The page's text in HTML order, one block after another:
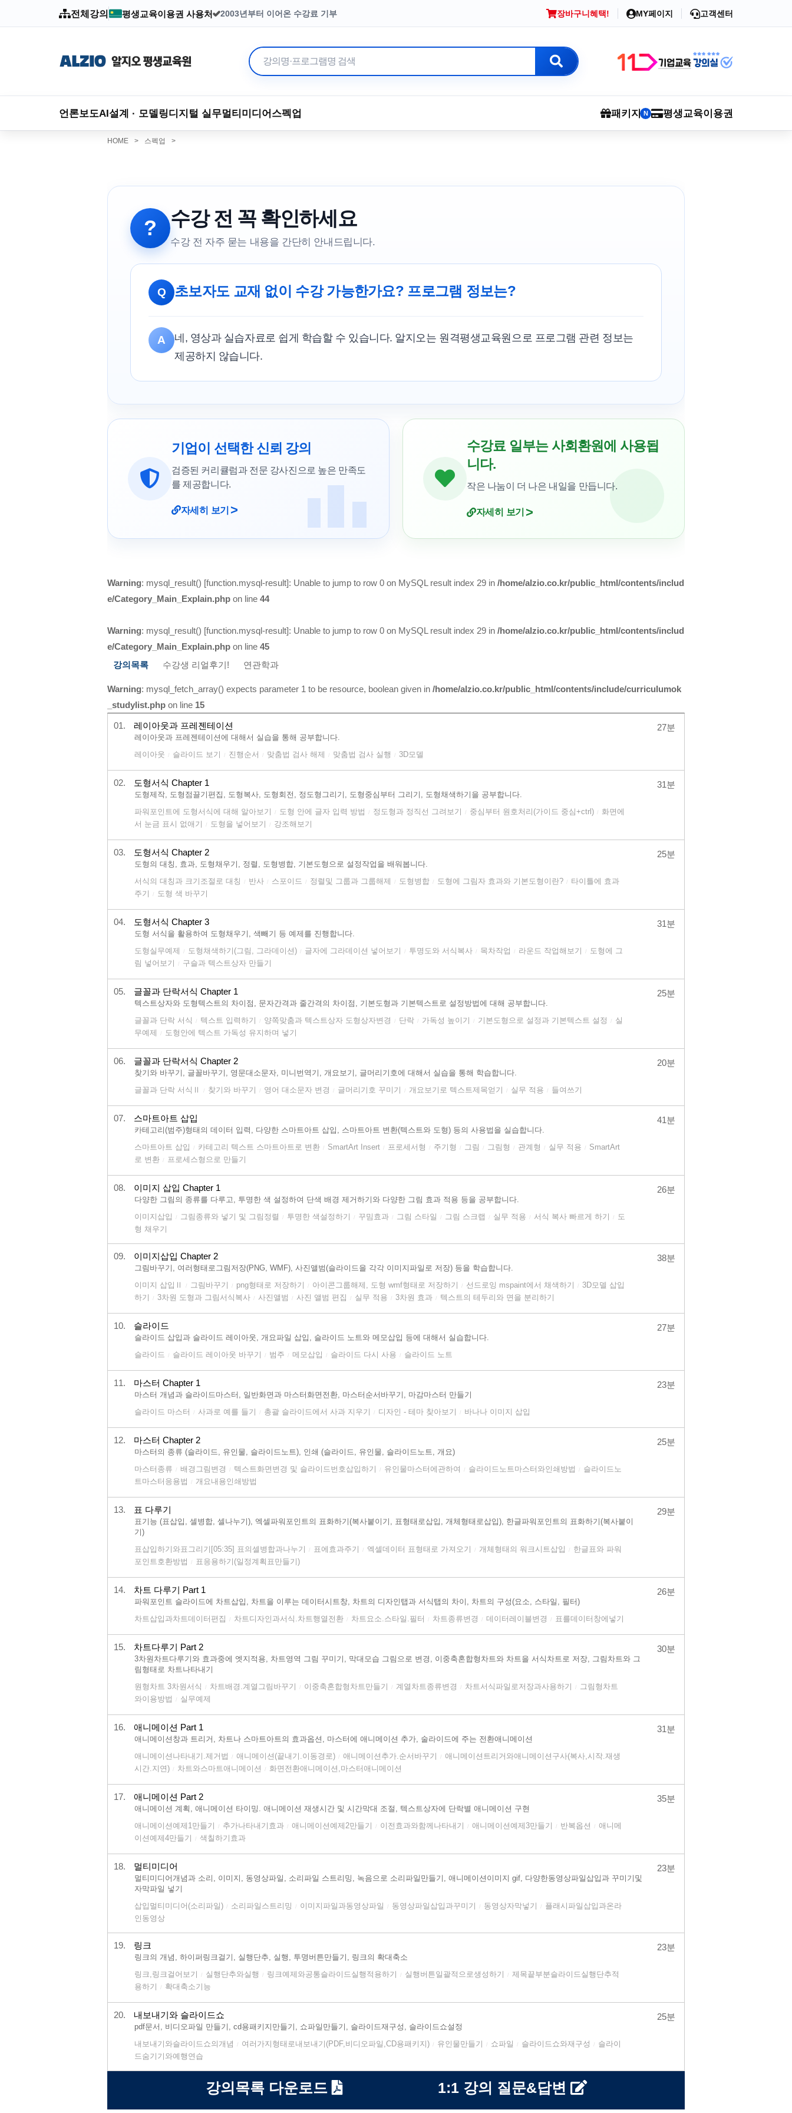
전체강의 평생교육이용권 사용처
2003년부터 이어온 수강료 기부
장바구니혜택! MY페이지 고객센터
언론보도AI설계 · 모델링디지털 실무멀티미디어 스펙업 패키지 N 평생교육이용권
HOME > 스펙업 >
? 수강 전 꼭 확인하세요
수강 전 자주 묻는 내용을 간단히 안내드립니다.
Q 초보자도 교재 없이 수강 가능한가요? 프로그램 정보는?
A
네, 영상과 실습자료로 쉽게 학습할 수 있습니다. 알지오는 원격평생교육원으로 프로그램 관련 정보는
제공하지 않습니다.
기업이 선택한 신뢰 강의
검증된 커리큘럼과 전문 강사진으로 높은 만족도
를 제공합니다.
자세히 보기 >
수강료 일부는 사회환원에 사용됩
니다.
작은 나눔이 더 나은 내일을 만듭니다.
자세히 보기 >
Warning: mysql_result() [function.mysql-result]: Unable to jump to row 0 on MySQL result index 29 in /home/alzio.co.kr/public_html/contents/includ
e/Category_Main_Explain.php on line 44
Warning: mysql_result() [function.mysql-result]: Unable to jump to row 0 on MySQL result index 29 in /home/alzio.co.kr/public_html/contents/includ
e/Category_Main_Explain.php on line 45
강의목록
수강생 리얼후기! 연관학과
Warning: mysql_fetch_array() expects parameter 1 to be resource, boolean given in /home/alzio.co.kr/public_html/contents/include/curriculumok
_studylist.php on line 15
01. 27분
레이아웃과 프레젠테이션
레이아웃과 프레젠테이션에 대해서 실습을 통해 공부합니다.
레이아웃
슬라이드 보기 진행순서 맞춤법 검사 해제 맞춤법 검사 실행 3D모델
02. 31분
도형서식 Chapter 1
도형제작, 도형점끌기편집, 도형복사, 도형회전, 정도형그리기, 도형중심부터 그리기, 도형채색하기을 공부합니다.
파워포인트에 도형서식에 대해 알아보기
도형 안에 글자 입력 방법 정도형과 정직선 그려보기 중심부터 원호처리(가이드 중심+ctrl)
화면에
서 눈금 표시 없애기
도형을 넣어보기 강조해보기
03. 25분
도형서식 Chapter 2
도형의 대칭, 효과, 도형채우기, 정렬, 도형병합, 기본도형으로 설정작업을 배워봅니다.
서식의 대칭과 크기조절로 대칭
반사 스포이드 정렬및 그룹과 그룹해제 도형병합 도형에 그림자 효과와 기본도형이란?
타이틀에 효과
주기
도형 색 바꾸기
04. 31분
도형서식 Chapter 3
도형 서식을 활용하여 도형채우기, 색빼기 등 예제를 진행합니다.
도형실무예제
도형채색하기(그림, 그라데이션) 글자에 그라데이션 넣어보기 투명도와 서식복사 목차작업 라운드 작업해보기
도형에 그
림 넣어보기
구슬과 텍스트상자 만들기
05. 25분
글꼴과 단락서식 Chapter 1
텍스트상자와 도형텍스트의 차이점, 문자간격과 줄간격의 차이점, 기본도형과 기본텍스트로 설정방법에 대해 공부합니다.
글꼴과 단락 서식
텍스트 입력하기 양쪽맞춤과 텍스트상자 도형상자변경 단락 가독성 높이기 기본도형으로 설정과 기본텍스트 설정
실
무예제
도형안에 텍스트 가독성 유지하며 넣기
06. 20분
글꼴과 단락서식 Chapter 2
찾기와 바꾸기, 글꼴바꾸기, 영문대소문자, 미니번역기, 개요보기, 글머리기호에 대해서 실습을 통해 학습합니다.
글꼴과 단락 서식Ⅱ
찾기와 바꾸기 영어 대소문자 변경 글머리기호 꾸미기 개요보기로 텍스트제목얻기 실무 적용 들여쓰기
07. 41분
스마트아트 삽입
카테고리(범주)형태의 데이터 입력, 다양한 스마트아트 삽입, 스마트아트 변환(텍스트와 도형) 등의 사용법을 실습합니다.
스마트아트 삽입
카테고리 텍스트 스마트아트로 변환 SmartArt Insert 프로세서형 주기형 그림 그림형 관계형 실무 적용
SmartArt
로 변환
프로세스형으로 만들기
08. 26분
이미지 삽입 Chapter 1
다양한 그림의 종류를 다루고, 투명한 색 설정하여 단색 배경 제거하기와 다양한 그림 효과 적용 등을 공부합니다.
이미지삽입
그림종류와 넣기 및 그림정렬 투명한 색설정하기 꾸밈효과 그림 스타일 그림 스크랩 실무 적용 서식 복사 빠르게 하기
도
형 채우기
09. 38분
이미지삽입 Chapter 2
그림바꾸기, 여러형태로그림저장(PNG, WMF), 사진앨범(슬라이드을 각각 이미지파일로 저장) 등을 학습합니다.
이미지 삽입Ⅱ
그림바꾸기 png형태로 저장하기 아이콘그룹해제, 도형 wmf형태로 저장하기 선드로잉 mspaint에서 채색하기
3D모델 삽입
하기
3차원 도형과 그림서식복사 사진앨범 사진 앨범 편집 실무 적용 3차원 효과 텍스트의 테두리와 면을 분리하기
10. 27분
슬라이드
슬라이드 삽입과 슬라이드 레이아웃, 개요파일 삽입, 슬라이드 노트와 메모삽입 등에 대해서 실습합니다.
슬라이드
슬라이드 레이아웃 바꾸기 범주 메모삽입 슬라이드 다시 사용 슬라이드 노트
11. 23분
마스터 Chapter 1
마스터 개념과 슬라이드마스터, 일반화면과 마스터화면전환, 마스터순서바꾸기, 마감마스터 만들기
슬라이드 마스터
사과로 예를 들기 총괄 슬라이드에서 사과 지우기 디자인 - 테마 찾아보기 바나나 이미지 삽입
12. 25분
마스터 Chapter 2
마스터의 종류 (슬라이드, 유인물, 슬라이드노트), 인쇄 (슬라이드, 유인물, 슬라이드노트, 개요)
마스터종류
배경그림변경 텍스트화면변경 및 슬라이드번호삽입하기 유인물마스터에관하여 슬라이드노트마스터와인쇄방법
슬라이드노
트마스터응용법
개요내용인쇄방법
13. 29분
표 다루기
표기능 (표삽입, 셀병합, 셀나누기), 엑셀파워포인트의 표화하기(복사붙이기, 표형태로삽입, 개체형태로삽입), 한글파워포인트의 표화하기(복사붙이
기)
표삽입하기와표그리기[05:35] 표의셀병합과나누기
표에효과주기 엑셀데이터 표형태로 가져오기 개체형태의 워크시트삽입
한글표와 파워
포인트호환방법
표응용하기(일정계획표만들기)
14. 26분
차트 다루기 Part 1
파워포인트 슬라이드에 차트삽입, 차트을 이루는 데이터시트창, 차트의 디자인탭과 서식탭의 차이, 차트의 구성(요소, 스타일, 필터)
차트삽입과차트데이터편집
차트디자인과서식.차트행열전환 차트요소.스타일.필터 차트종류변경 데이터레이블변경 표를데이터창에넣기
15. 30분
차트다루기 Part 2
3차원차트다루기와 효과중에 엣지적용, 차트영역 그림 꾸미기, 막대모습 그림으로 변경, 이중축혼합형차트와 차트을 서식차트로 저장, 그림차트와 그
림형태로 차트나타내기
원형차트 3차원서식
차트배경.계열그림바꾸기 이중축혼합형차트만들기 계열차트종류변경 차트서식파일로저장과사용하기
그림형차트
와이용방법
실무예제
16. 31분
애니메이션 Part 1
애니메이션창과 트리거, 차트나 스마트아트의 효과옵션, 마스터에 애니메이션 추가, 술라이드에 주는 전환애니메이션
애니메이션나타내기.제거법
애니메이션(끝내기.이동경로) 애니메이션추가.순서바꾸기
애니메이션트리거와애니메이션구사(복사,시작.재생
시간.지연)
차트와스마트애니메이션 화면전환애니메이션,마스터애니메이션
17. 35분
애니메이션 Part 2
애니메이션 계획, 애니메이션 타이밍. 애니메이션 재생시간 및 시간막대 조절, 텍스트상자에 단락별 애니메이션 구현
애니메이션예제1만들기
추가나타내기효과 애니메이션예제2만들기 이전효과와함께나타내기 애니메이션예제3만들기 반복옵션
애니메
이션예제4만들기
색칠하기효과
18. 23분
멀티미디어
멀티미디어개념과 소리, 이미지, 동영상파일, 소리파일 스트리밍, 녹음으로 소리파일만들기, 애니메이션이미지 gif, 다양한동영상파일삽입과 꾸미기및
자막파일 넣기
삽입멀티미디어(소리파일)
소리파일스트리밍 이미지파일과동영상파일 동영상파일삽입과꾸미기 동영상자막넣기
플래시파일삽입과온라
인동영상
19. 23분
링크
링크의 개념, 하이퍼링크걸기, 실행단추, 실행, 투명버튼만들기, 링크의 확대축소
링크,링크걸어보기
실행단추와실행 링크예제와공통슬라이드실행적용하기 실행버튼일괄적으로생성하기
제목끝부분슬라이드실행단추적
용하기
확대축소기능
20. 25분
내보내기와 슬라이드쇼
pdf문서, 비디오파일 만들기, cd용패키지만들기, 쇼파일만들기, 슬라이드재구성, 슬라이드쇼설정
내보내기와슬라이드쇼의개념
여러가지형태로내보내기(PDF,비디오파일,CD용패키지) 유인물만들기 쇼파일 슬라이드쇼와재구성
슬라이
드숨기기와예행연습
강의목록 다운로드 1:1 강의 질문&답변